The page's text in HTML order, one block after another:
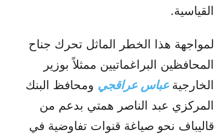
القياسية.
لمواجهة هذا الخطر الماثل تحرك جناح
المحافظين البراغماتيين ممثلاً بوزير
الخارجية عباس عراقجي ومحافظ البنك
المركزي عبد الناصر همتي بدعم من
قاليباف نحو صياغة قنوات تفاوضية في